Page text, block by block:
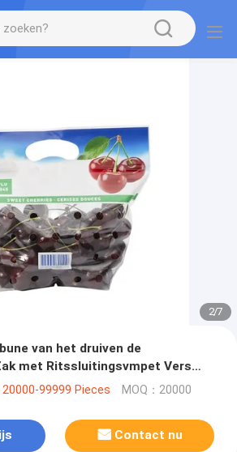
2/7
van het druiven de
met Ritssluitingsvmpet Vers
99999 Pieces MOQ：20000
Contact nu